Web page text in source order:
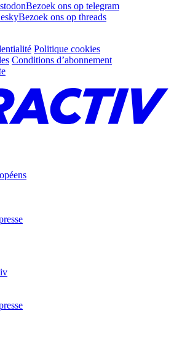
Bezoek ons op telegram
Bezoek ons op threads
Politique cookies
Conditions d’abonnement